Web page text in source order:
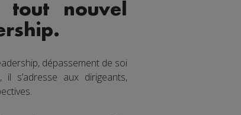
nouvel
dépassement de soi
s’adresse aux dirigeants,